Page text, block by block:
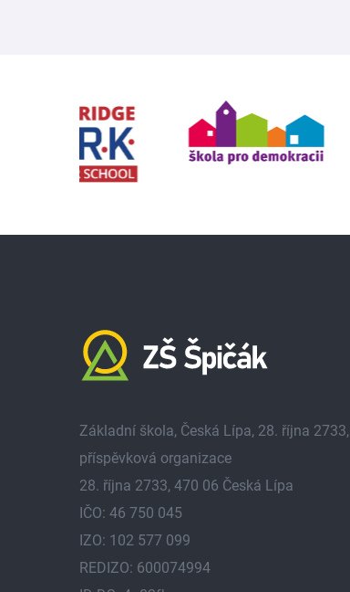
Základní škola, Česká Lípa, 28. října 2733,
příspěvková organizace
28. října 2733, 470 06 Česká Lípa
IČO: 46 750 045
IZO: 102 577 099
REDIZO: 600074994